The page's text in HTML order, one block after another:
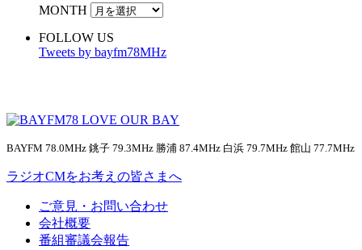
MONTH
FOLLOW US
Tweets by bayfm78MHz
BAYFM 78.0MHz 銚子 79.3MHz 勝浦 87.4MHz 白浜 79.7MHz 館山 77.7MHz
ラジオCMをお考えの皆さまへ
ご意見・お問い合わせ
会社概要
番組審議会報告